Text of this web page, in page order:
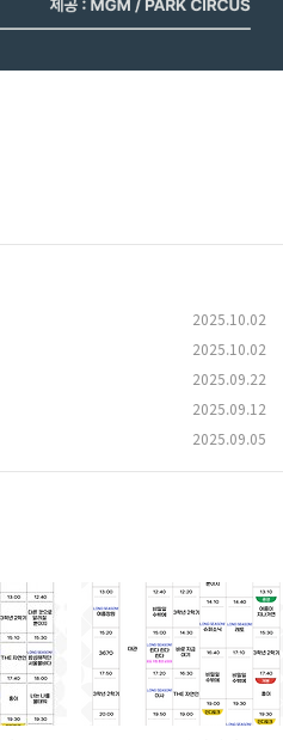
2025.10.02
2025.10.02
2025.09.22
2025.09.12
2025.09.05